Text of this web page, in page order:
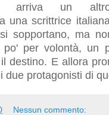
arriva un
una scrittrice
sopportano, ma
per volontà, un
destino. E allora
due protagonisti di
Nessun commento: